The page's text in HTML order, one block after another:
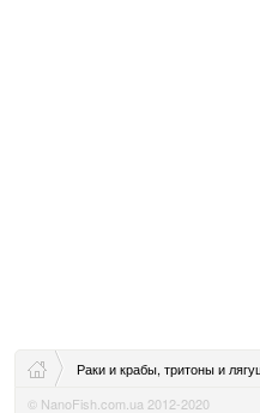
Раки и крабы, тритоны и
© NanoFish.com.ua 2012-2020